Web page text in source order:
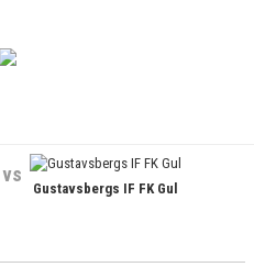
vs
Gustavsbergs IF FK Gul